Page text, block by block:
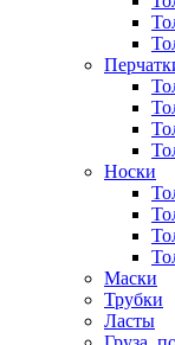
Носки
Маски
Трубки
Ласты